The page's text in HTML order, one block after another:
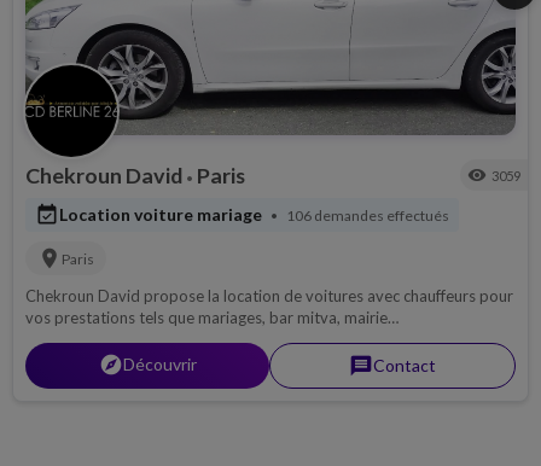
Chekroun David • Paris visibility 3059
event_availableLocation voiture mariage • 106 demandes effectués
location_on Paris
Chekroun David propose la location de voitures avec chauffeurs pour
vos prestations tels que mariages, bar mitva, mairie…
explorerDécouvrir messageContact